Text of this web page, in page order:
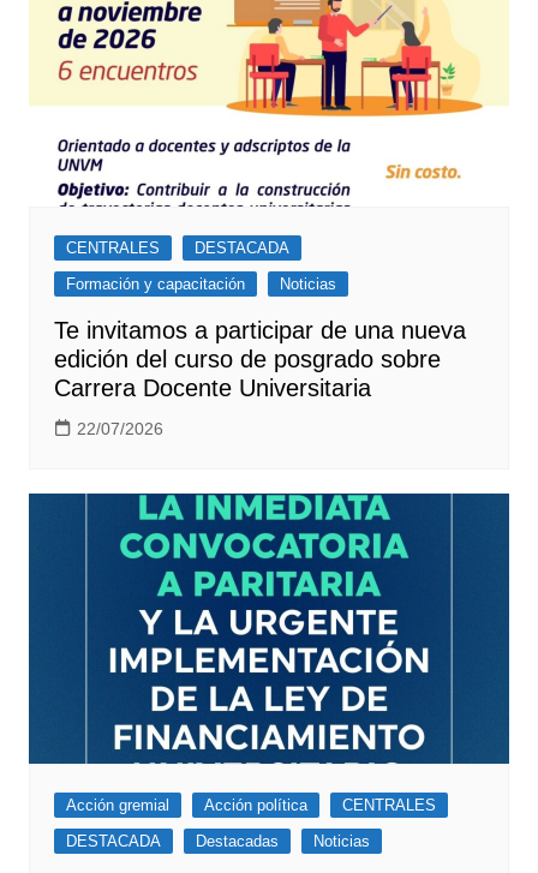
CENTRALES
DESTACADA
Formación y capacitación
Noticias
Te invitamos a participar de una nueva
edición del curso de posgrado sobre
Carrera Docente Universitaria
22/07/2026
Acción gremial Acción política
CENTRALES
DESTACADA
Destacadas Noticias